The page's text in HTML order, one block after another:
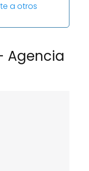
a otros
Agencia